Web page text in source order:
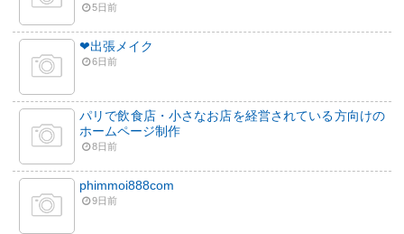
5日前
❤︎出張メイク
6日前
パリで飲食店・小さなお店を経営されている方向けの
ホームページ制作
8日前
phimmoi888com
9日前